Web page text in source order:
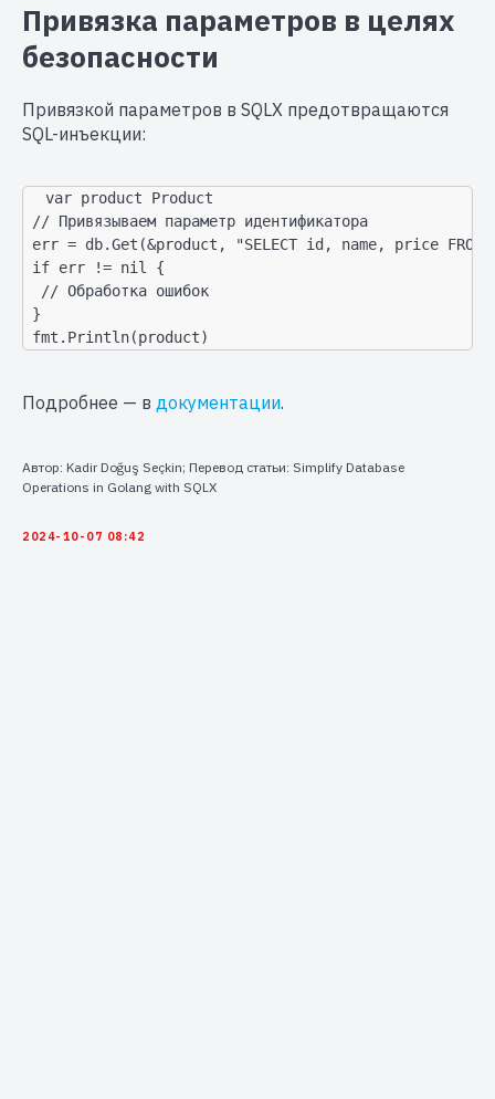
Привязка параметров в целях
безопасности
Привязкой параметров в SQLX предотвращаются
SQL-инъекции:
var product Product
// Привязываем параметр идентификатора
err = db.Get(&product, "SELECT id, name, price
if err != nil {
  // Обработка ошибок
}
fmt.Println(product)
Подробнее — в документации.
Автор: Kadir Doğuş Seçkin; Перевод статьи: Simplify Database
Operations in Golang with SQLX
2024-10-07 08:42